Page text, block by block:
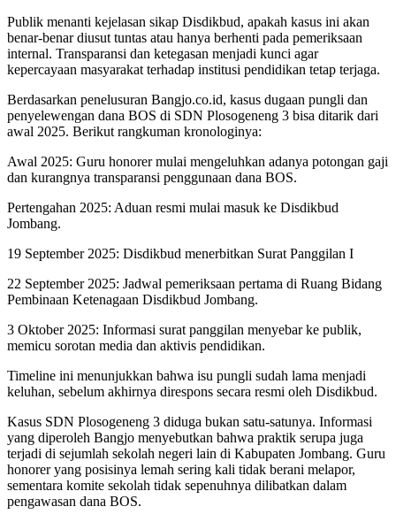
Publik menanti kejelasan sikap Disdikbud, apakah kasus ini akan
benar-benar diusut tuntas atau hanya berhenti pada pemeriksaan
internal. Transparansi dan ketegasan menjadi kunci agar
kepercayaan masyarakat terhadap institusi pendidikan tetap terjaga.
Berdasarkan penelusuran Bangjo.co.id, kasus dugaan pungli dan
penyelewengan dana BOS di SDN Plosogeneng 3 bisa ditarik dari
awal 2025. Berikut rangkuman kronologinya:
Awal 2025: Guru honorer mulai mengeluhkan adanya potongan gaji
dan kurangnya transparansi penggunaan dana BOS.
Pertengahan 2025: Aduan resmi mulai masuk ke Disdikbud
Jombang.
19 September 2025: Disdikbud menerbitkan Surat Panggilan I
22 September 2025: Jadwal pemeriksaan pertama di Ruang Bidang
Pembinaan Ketenagaan Disdikbud Jombang.
3 Oktober 2025: Informasi surat panggilan menyebar ke publik,
memicu sorotan media dan aktivis pendidikan.
Timeline ini menunjukkan bahwa isu pungli sudah lama menjadi
keluhan, sebelum akhirnya direspons secara resmi oleh Disdikbud.
Kasus SDN Plosogeneng 3 diduga bukan satu-satunya. Informasi
yang diperoleh Bangjo menyebutkan bahwa praktik serupa juga
terjadi di sejumlah sekolah negeri lain di Kabupaten Jombang. Guru
honorer yang posisinya lemah sering kali tidak berani melapor,
sementara komite sekolah tidak sepenuhnya dilibatkan dalam
pengawasan dana BOS.